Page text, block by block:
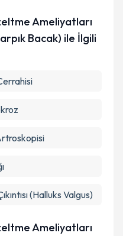
Ameliyatları
Bacak) ile İlgili
(Halluks Valgus)
Ameliyatları